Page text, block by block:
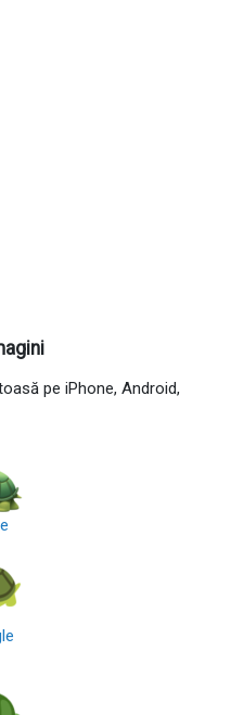
pe iPhone, Android,